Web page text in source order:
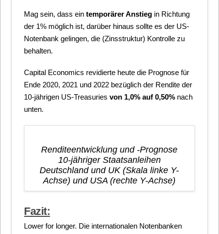
Mag sein, dass eintemporärer Anstieg in Richtung
der 1% möglich ist, darüber hinaus sollte es der US-
Notenbank gelingen, die (Zinsstruktur) Kontrolle zu
behalten.
Capital Economics revidierte heute die Prognose für
Ende 2020, 2021 und 2022 bezüglich der Rendite der
10-jährigen US-Treasuriesvon 1,0% auf 0,50% nach
unten.
Renditeentwicklung und -Prognose
10-jähriger Staatsanleihen
Deutschland und UK (Skala linke Y-
Achse) und USA (rechte Y-Achse)
Fazit:
Lower for longer. Die internationalen Notenbanken